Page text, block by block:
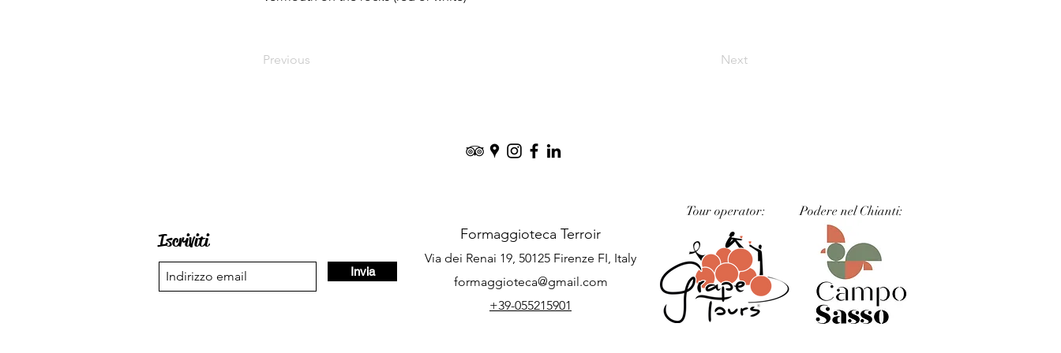
Previous Next
Iscriviti
Invia
Formaggioteca Terroir
Via dei Renai 19, 50125 Firenze FI, Italy
formaggioteca@gmail.com
+39-055215901
Tour operator: Podere nel Chianti: